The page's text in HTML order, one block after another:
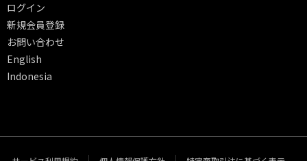
ログイン
新規会員登録
お問い合わせ
English
Indonesia